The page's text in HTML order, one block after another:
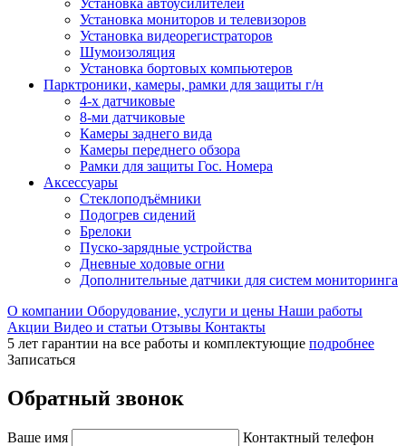
Установка автоусилителей
Установка мониторов и телевизоров
Установка видеорегистраторов
Шумоизоляция
Установка бортовых компьютеров
Парктроники, камеры, рамки для защиты г/н
4-х датчиковые
8-ми датчиковые
Камеры заднего вида
Камеры переднего обзора
Рамки для защиты Гос. Номера
Аксессуары
Стеклоподъёмники
Подогрев сидений
Брелоки
Пуско-зарядные устройства
Дневные ходовые огни
Дополнительные датчики для систем мониторинга
О компании Оборудование, услуги и цены Наши работы
Акции Видео и статьи Отзывы Контакты
5 лет гарантии на все работы и комплектующие подробнее
Записаться
Обратный звонок
Ваше имя Контактный телефон